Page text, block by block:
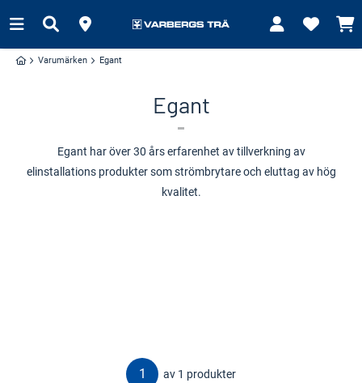
Varumärken Egant
Egant
Egant har över 30 års erfarenhet av tillverkning av
elinstallations produkter som strömbrytare och eluttag av hög
kvalitet.
1 av 1 produkter